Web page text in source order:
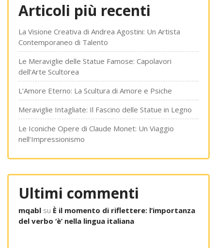
Articoli più recenti
La Visione Creativa di Andrea Agostini: Un Artista
Contemporaneo di Talento
Le Meraviglie delle Statue Famose: Capolavori
dell’Arte Scultorea
L’Amore Eterno: La Scultura di Amore e Psiche
Meraviglie Intagliate: Il Fascino delle Statue in Legno
Le Iconiche Opere di Claude Monet: Un Viaggio
nell’Impressionismo
Ultimi commenti
mqabl su È il momento di riflettere: l’importanza
del verbo ‘è’ nella lingua italiana